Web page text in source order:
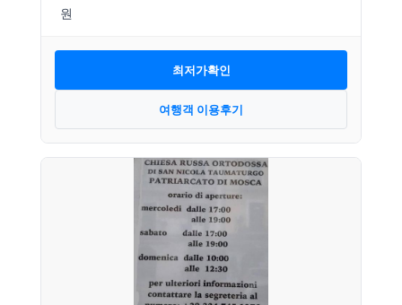
최저가확인
여행객 이용후기